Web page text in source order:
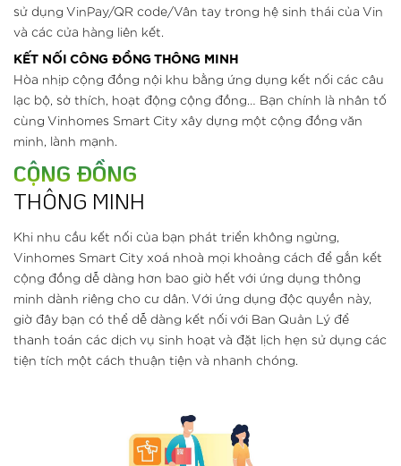
sử dụng VinPay/QR code/Vân tay trong hệ sinh thái của Vin
và các cửa hàng liên kết.
KẾT NỐI CÔNG ĐỒNG THÔNG MINH
Hòa nhịp cộng đồng nội khu bằng ứng dụng kết nối các câu
lạc bộ, sở thích, hoạt động cộng đồng… Bạn chính là nhân tố
cùng Vinhomes Smart City xây dựng một cộng đồng văn
minh, lành mạnh.
CỘNG ĐỒNG
THÔNG MINH
Khi nhu cầu kết nối của bạn phát triển không ngừng,
Vinhomes Smart City xoá nhoà mọi khoảng cách để gắn kết
cộng đồng dễ dàng hơn bao giờ hết với ứng dụng thông
minh dành riêng cho cư dân. Với ứng dụng độc quyền này,
giờ đây bạn có thể dễ dàng kết nối với Ban Quản Lý để
thanh toán các dịch vụ sinh hoạt và đặt lịch hẹn sử dụng các
tiện tích một cách thuận tiện và nhanh chóng.